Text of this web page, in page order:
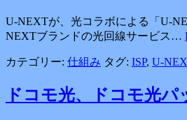
U-NEXTが、光コラボによる「U-
NEXTブランドの光回線サービス…
カテゴリー: 仕組み タグ: ISP, U-
ドコモ光、ドコモ光